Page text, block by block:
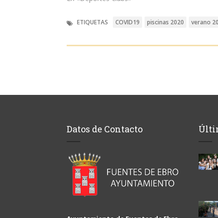
ETIQUETAS COVID19 piscinas 2020 verano
Datos de Contacto